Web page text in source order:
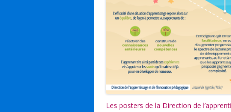
Les posters de la Direction de